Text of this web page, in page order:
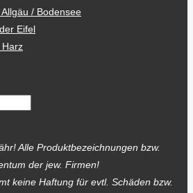
/ Bodensee
Eifel
Harz
Alle Produktbezeichnungen bzw.
der jew. Firmen!
keine Haftung für evtl. Schäden bzw.